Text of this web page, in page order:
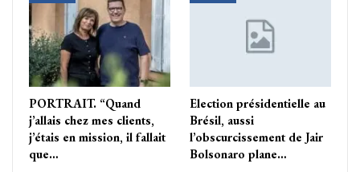
PORTRAIT. “Quand
j’allais chez mes clients,
j’étais en mission, il fallait
que…
Election présidentielle au
Brésil, aussi
l’obscurcissement de Jair
Bolsonaro plane…